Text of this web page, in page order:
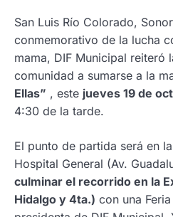
San Luis Río Colorado,
conmemorativo de la lucha
mama, DIF Municipal reiteró
comunidad a sumarse a la
Ellas” , este jueves 19 de
4:30 de la tarde.
El punto de partida será en
Hospital General (Av.
culminar el recorrido en la
Hidalgo y 4ta.) con una